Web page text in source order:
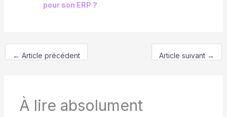
pour son ERP ?
← Article précédent Article suivant →
À lire absolument